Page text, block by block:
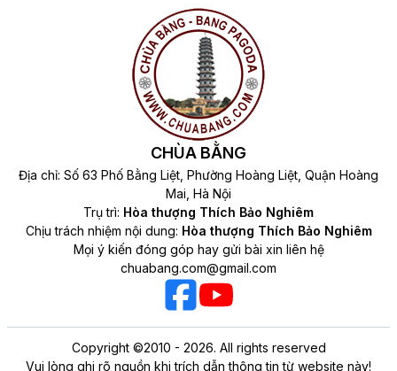
CHÙA BẰNG
Địa chỉ: Số 63 Phố Bằng Liệt, Phường Hoàng Liệt, Quận Hoàng
Mai, Hà Nội
Trụ trì: Hòa thượng Thích Bảo Nghiêm
Chịu trách nhiệm nội dung: Hòa thượng Thích Bảo Nghiêm
Mọi ý kiến đóng góp hay gửi bài xin liên hệ
chuabang.com@gmail.com
Copyright ©2010 - 2026. All rights reserved
Vui lòng ghi rõ nguồn khi trích dẫn thông tin từ website này!